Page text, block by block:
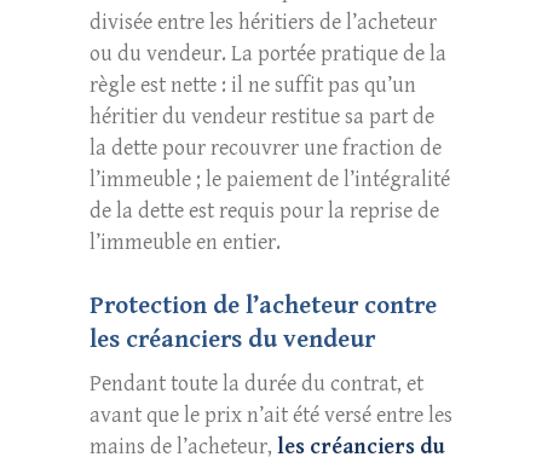
divisée entre les héritiers de l’acheteur
ou du vendeur. La portée pratique de la
règle est nette : il ne suffit pas qu’un
héritier du vendeur restitue sa part de
la dette pour recouvrer une fraction de
l’immeuble ; le paiement de l’intégralité
de la dette est requis pour la reprise de
l’immeuble en entier.
Protection de l’acheteur contre
les créanciers du vendeur
Pendant toute la durée du contrat, et
avant que le prix n’ait été versé entre les
mains de l’acheteur, les créanciers du